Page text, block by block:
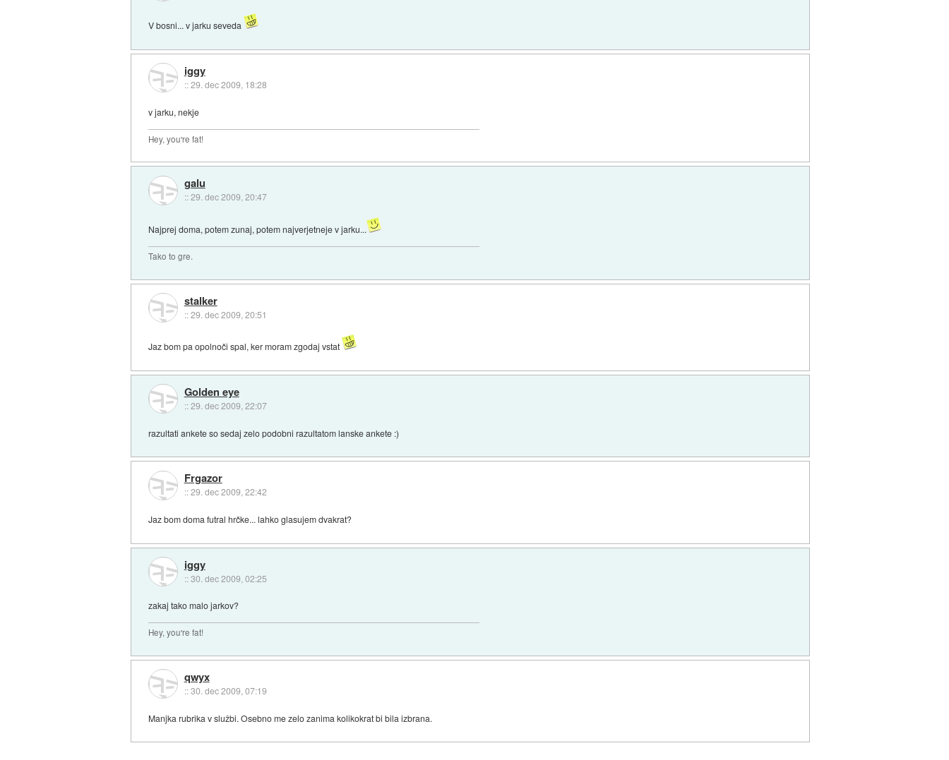
V bosni... v jarku seveda
iggy
::29. dec 2009, 18:28
v jarku, nekje
Hey, you're fat!
galu
::29. dec 2009, 20:47
Najprej doma, potem zunaj, potem najverjetneje v jarku...
Tako to gre.
stalker
::29. dec 2009, 20:51
Jaz bom pa opolnoči spal, ker moram zgodaj vstat
Golden eye
::29. dec 2009, 22:07
razultati ankete so sedaj zelo podobni razultatom lanske ankete :)
Frgazor
::29. dec 2009, 22:42
Jaz bom doma futral hrčke... lahko glasujem dvakrat?
iggy
::30. dec 2009, 02:25
zakaj tako malo jarkov?
Hey, you're fat!
qwyx
::30. dec 2009, 07:19
Manjka rubrika v službi. Osebno me zelo zanima kolikokrat bi bila izbrana.